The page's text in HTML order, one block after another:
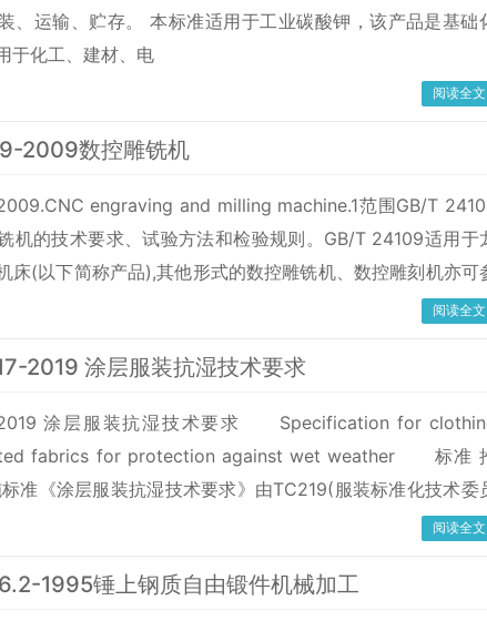
、运输、贮存。 本标准适用于工业碳酸钾，该产品是基础
于化工、建材、电
阅读全文
2009数控雕铣机
engraving and milling machine.1范围GB/T
机的技术要求、试验方法和检验规则。GB/T 24109适用于
床(以下简称产品),其他形式的数控雕铣机、数控雕刻机亦可
性引用文件下列文件中的条款通过本标准的引用而成为本标
阅读全文
2019 涂层服装抗湿技术要求
2019 涂层服装抗湿技术要求 Specification for
fabrics for protection against wet weather 标准
准《涂层服装抗湿技术要求》由TC219(服装标准化技术委
行，主管部门为中国纺织工业联合会。GB/T 23317-2019
质量检验所 、利郎(中国)有限公司
阅读全文
1995锤上钢质自由锻件机械加工